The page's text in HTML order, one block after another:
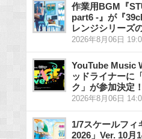
作業用BGM『
part6 -』が『
レンジシリーズ
2026年8月06日
YouTube Music
ッドライナーに
ク」が参加決定！
2026年8月06日
1/7スケールフィ
2026」Ver. 10月